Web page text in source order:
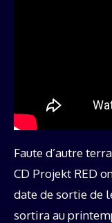
Faute d’autre
CD Projekt RED
date de sortie de
sortira au